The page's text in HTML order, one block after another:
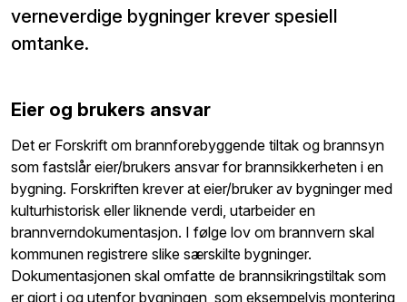
verneverdige bygninger krever spesiell
omtanke.
Eier og brukers ansvar
Det er Forskrift om brannforebyggende tiltak og brannsyn
som fastslår eier/brukers ansvar for brannsikkerheten i en
bygning. Forskriften krever at eier/bruker av bygninger med
kulturhistorisk eller liknende verdi, utarbeider en
brannverndokumentasjon. I følge lov om brannvern skal
kommunen registrere slike særskilte bygninger.
Dokumentasjonen skal omfatte de brannsikringstiltak som
er gjort i og utenfor bygningen, som eksempelvis montering